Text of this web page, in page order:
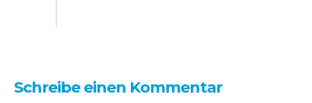
Schreibe einen Kommentar